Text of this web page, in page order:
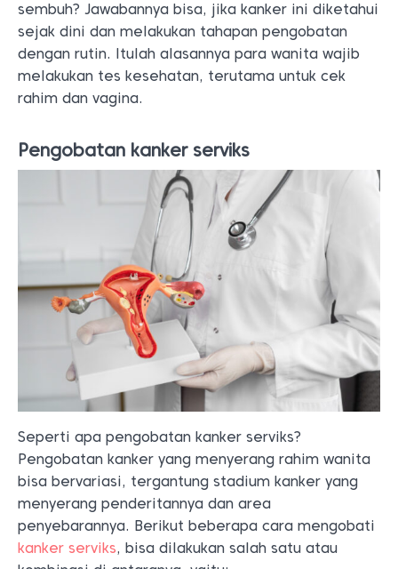
sembuh? Jawabannya bisa, jika kanker ini diketahui
sejak dini dan melakukan tahapan pengobatan
dengan rutin. Itulah alasannya para wanita wajib
melakukan tes kesehatan, terutama untuk cek
rahim dan vagina.
Pengobatan kanker serviks
Seperti apa pengobatan kanker serviks?
Pengobatan kanker yang menyerang rahim wanita
bisa bervariasi, tergantung stadium kanker yang
menyerang penderitannya dan area
penyebarannya. Berikut beberapa cara mengobati
kanker serviks, bisa dilakukan salah satu atau